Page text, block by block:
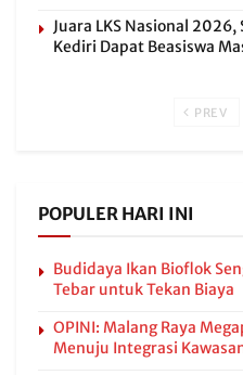
Juara LKS Nasional
Kediri Dapat Beasiswa
PREV
POPULER HARI INI
Budidaya Ikan Bioflok
Tebar untuk Tekan Biaya
OPINI: Malang Raya
Menuju Integrasi